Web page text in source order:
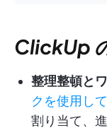
ClickUp
整理整頓と
クを使用して
割り当て、